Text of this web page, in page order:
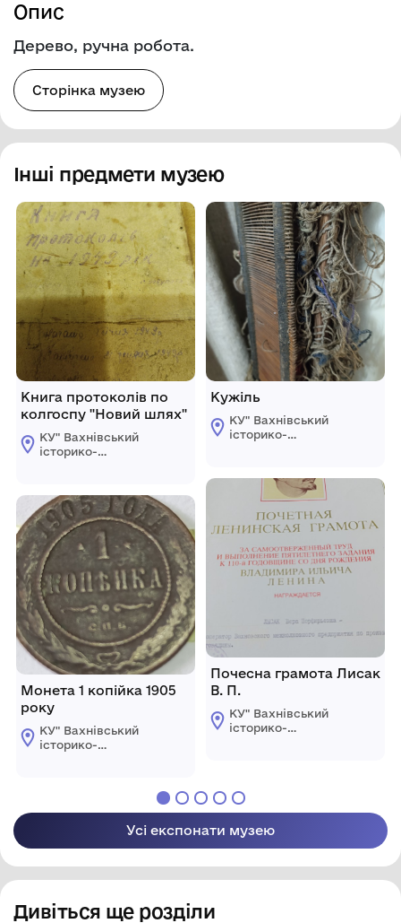
Опис
Дерево, ручна робота.
Сторінка музею
Інші предмети музею
Книга протоколів по
колгоспу "Новий шлях"
КУ" Вахнівський
історико-
селищної ради"
Монета 1 копійка 1905
року
КУ" Вахнівський
історико-
Кужіль
КУ" Вахнівський
історико-
селищної ради"
Почесна грамота Лисак
В. П.
КУ" Вахнівський
історико-
Усі експонати музею
Дивіться ще розділи